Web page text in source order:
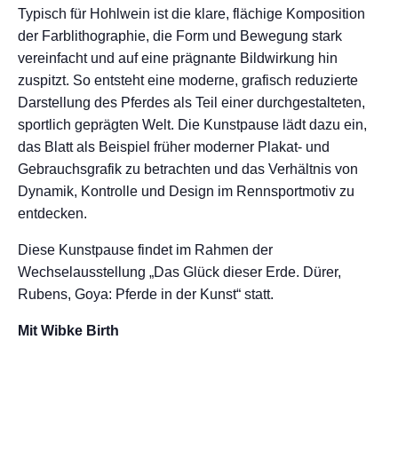
Typisch für Hohlwein ist die klare, flächige Komposition
der Farblithographie, die Form und Bewegung stark
vereinfacht und auf eine prägnante Bildwirkung hin
zuspitzt. So entsteht eine moderne, grafisch reduzierte
Darstellung des Pferdes als Teil einer durchgestalteten,
sportlich geprägten Welt. Die Kunstpause lädt dazu ein,
das Blatt als Beispiel früher moderner Plakat- und
Gebrauchsgrafik zu betrachten und das Verhältnis von
Dynamik, Kontrolle und Design im Rennsportmotiv zu
entdecken.
Diese Kunstpause findet im Rahmen der
Wechselausstellung „Das Glück dieser Erde. Dürer,
Rubens, Goya: Pferde in der Kunst“ statt.
Mit Wibke Birth